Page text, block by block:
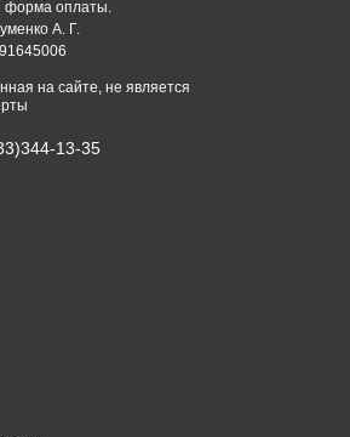
форма оплаты.
А. Г.
на сайте, не является
13-35